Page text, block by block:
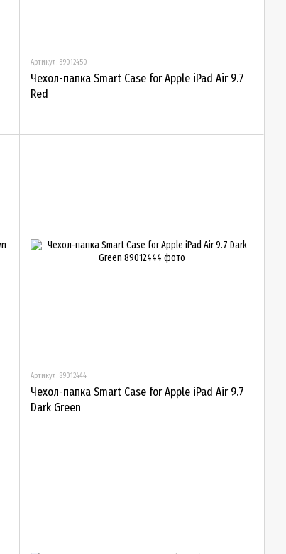
Артикул: 89012450
Чехол-папка Smart Case for Apple iPad Air 9.7
Red
Артикул: 89012444
Чехол-папка Smart Case for Apple iPad Air 9.7
Dark Green